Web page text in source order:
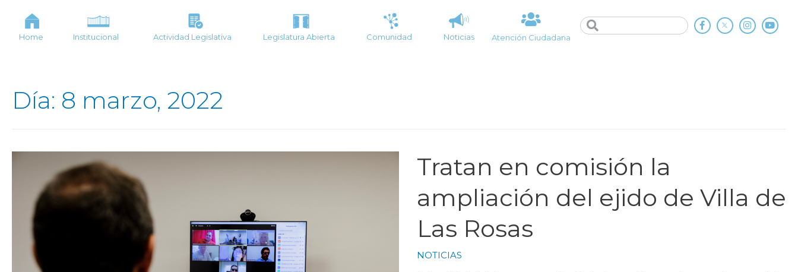
Home Institucional Actividad Legislativa Legislatura Abierta Comunidad Noticias Atención Ciudadana
Día: 8 marzo, 2022
Tratan en comisión la
ampliación del ejido de Villa de
Las Rosas
NOTICIAS